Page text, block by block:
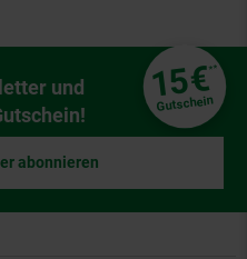
und
15€**
Gutschein
abonnieren